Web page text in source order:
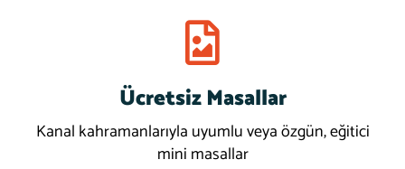
More
Ücretsiz Masallar
Kanal kahramanlarıyla uyumlu veya özgün, eğitici
mini masallar
Download